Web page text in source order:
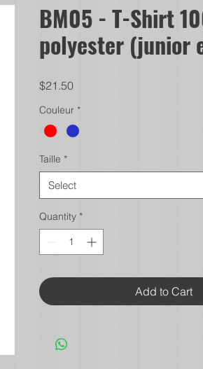
BM05 - T-Shirt
polyester (junior
$21.50Price
Couleur *
Taille *
Select
Quantity *
Add to Cart